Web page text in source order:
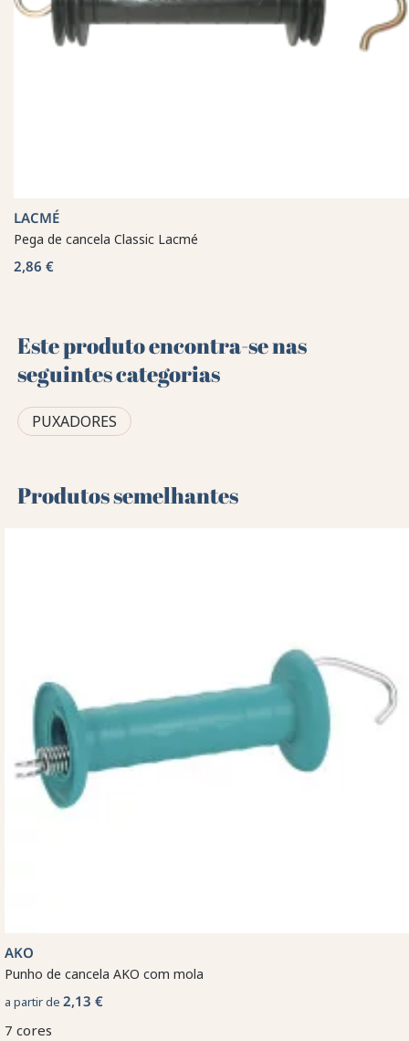
LACMÉ
Pega de cancela Classic Lacmé
2,86 €
Este produto encontra-se nas
seguintes categorias
PUXADORES
Produtos semelhantes
AKO
Punho de cancela AKO com mola
a partir de 2,13 €
7 cores